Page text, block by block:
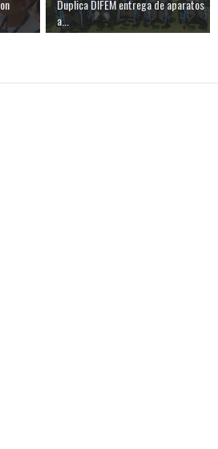
Duplica DIFEM entrega de aparatos
a...